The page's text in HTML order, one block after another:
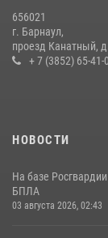
656021
г. Барнаул,
проезд Канатный,
+ 7 (3852) 65-41-
НОВОСТИ
На базе
БПЛА
03 августа 2026, 02:43